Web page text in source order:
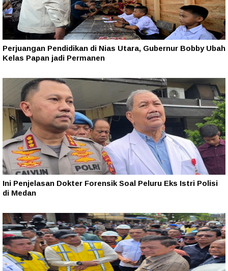
Perjuangan Pendidikan di Nias Utara, Gubernur Bobby Ubah
Kelas Papan jadi Permanen
Ini Penjelasan Dokter Forensik Soal Peluru Eks Istri Polisi
di Medan